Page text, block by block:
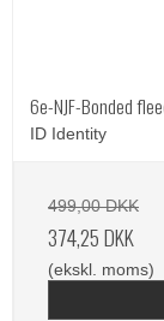
6e-NJF-Bonded
ID Identity
499,00 DKK
374,25 DKK
(ekskl. moms)